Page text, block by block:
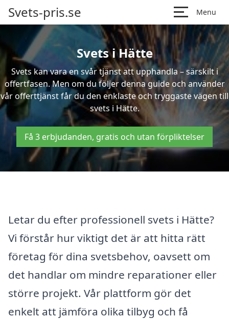
Svets-pris.se Menu
Svets i Hätte
Svets kan vara en svår tjänst att upphandla – särskilt i
offertfasen. Men om du följer denna guide och använder
vår offerttjänst får du den enklaste och tryggaste vägen till
svets i Hätte.
Få 3 erbjudanden, gratis och utan förpliktelser
Letar du efter professionell svets i Hätte?
Vi förstår hur viktigt det är att hitta rätt
företag för dina svetsbehov, oavsett om
det handlar om mindre reparationer eller
större projekt. Vår plattform gör det
enkelt att jämföra olika tilbyg och få